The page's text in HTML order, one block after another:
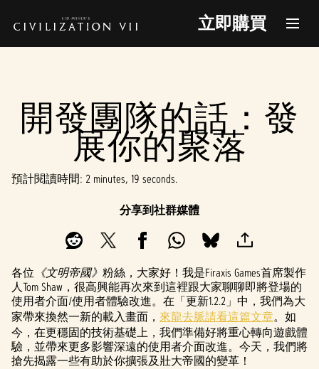
立即購買
開發團隊的話：發
展你的聚落
預計閱讀時間 2 minutes, 19 seconds
分享到社群媒體
各位 《文明帝國》 粉絲，大家好！我是Firaxis Games首席製作
人Tom Shaw，很高興能再次來到這裡跟大家聊聊即將登場的
使用者介面/使用者體驗改進。在「更新1.2.2」中，我們為大
家帶來換然一新的載入畫面， 來龍去脈請看這篇文章。如
今，在更穩固的技術基礎上，我們準備好將重心轉向遊戲體
驗，並帶來更多影響深遠的使用者介面改進。今天，我們將
搶先揭露一些有助於你擴張及壯大帝國的變革！